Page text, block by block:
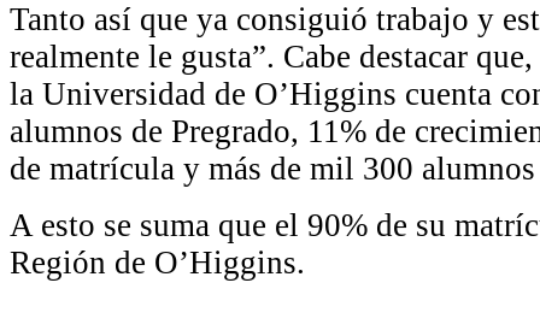
Tanto así que ya consiguió trabajo y
realmente le gusta”. Cabe destacar
la Universidad de O’Higgins cuenta
alumnos de Pregrado, 11% de
de matrícula y más de mil 300
A esto se suma que el 90% de su
Región de O’Higgins.